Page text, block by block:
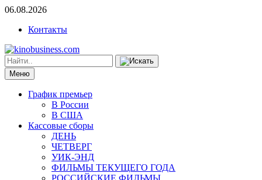
06.08.2026
Контакты
Меню
График премьер
В России
В США
Кассовые сборы
ДЕНЬ
ЧЕТВЕРГ
УИК-ЭНД
ФИЛЬМЫ ТЕКУЩЕГО ГОДА
РОССИЙСКИЕ ФИЛЬМЫ